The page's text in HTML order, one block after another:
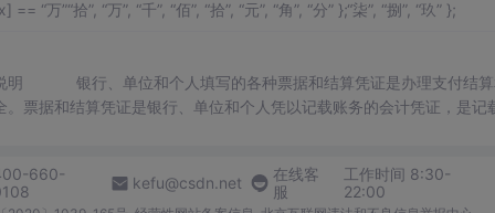
”“拾”, “万”, “千”, “佰”, “拾”, “元”, “角”, “分” };“柒”, “捌”, “玖” };
说明 银行、单位和个人填写的各种票据和结算凭证是办理支付结
票据和结算凭证是银行、单位和个人凭以记载账务的会计凭证，是记
660-
kefu@csdn.net
在线客
服
工作时间 8:30-
22:00